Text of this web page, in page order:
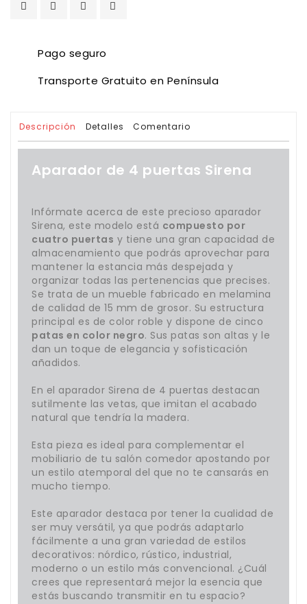
Pago seguro
Transporte Gratuito en Península
Descripción Detalles Comentario
Aparador de 4 puertas Sirena
Infórmate acerca de este precioso aparador
Sirena, este modelo está compuesto por
cuatro puertas y tiene una gran capacidad de
almacenamiento que podrás aprovechar para
mantener la estancia más despejada y
organizar todas las pertenencias que precises.
Se trata de un mueble fabricado en melamina
de calidad de 15 mm de grosor. Su estructura
principal es de color roble y dispone de cinco
patas en color negro. Sus patas son altas y le
dan un toque de elegancia y sofisticación
añadidos.
En el aparador Sirena de 4 puertas destacan
sutilmente las vetas, que imitan el acabado
natural que tendría la madera.
Esta pieza es ideal para complementar el
mobiliario de tu salón comedor apostando por
un estilo atemporal del que no te cansarás en
mucho tiempo.
Este aparador destaca por tener la cualidad de
ser muy versátil, ya que podrás adaptarlo
fácilmente a una gran variedad de estilos
decorativos: nórdico, rústico, industrial,
moderno o un estilo más convencional. ¿Cuál
crees que representará mejor la esencia que
estás buscando transmitir en tu espacio?